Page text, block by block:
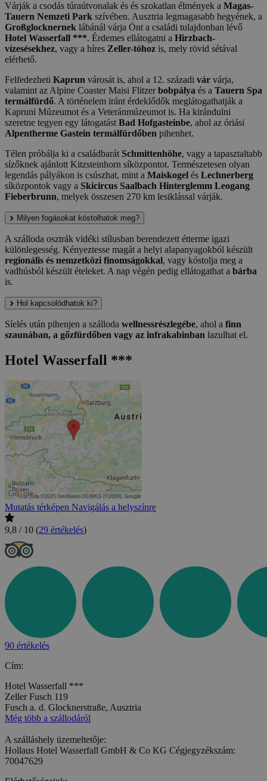
Várják a csodás túraútvonalak és és szokatlan élmények a Magas-
Tauern Nemzeti Park szívében. Ausztria legmagasabb hegyének, a
Großglocknernek lábánál várja Önt a családi tulajdonban lévő
Hotel Wasserfall ***. Érdemes ellátogatni a Hirzbach-
vízesésekhez, vagy a híres Zeller-tóhoz is, mely rövid sétával
elérhető.
Felfedezheti Kaprun városát is, ahol a 12. századi vár várja,
valamint az Alpine Coaster Maisi Flitzerbobpálya és a Tauern Spa
termálfürdő. A történelem iránt érdeklődők meglátogathatják a
Kapruni Múzeumot és a Veteránmúzeumot is. Ha kirándulni
szeretne tegyen egy látogatástBad Hofgasteinbe, ahol az óriási
Alpentherme Gastein termálfürdőben pihenhet.
Télen próbálja ki a családbarát Schmittenhöhe, vagy a tapasztaltabb
sízőknek ajánlott Kitzsteinhorn síközpontot. Természetesen olyan
legendás pályákon is csúszhat, mint a Maiskogel és Lechnerberg
síközpontok vagy a Skicircus Saalbach Hinterglemm Leogang
Fieberbrunn, melyek összesen 270 km lesiklással várják.
Milyen fogásokat kóstolhatok meg?
A szálloda osztrák vidéki stílusban berendezett étterme igazi
különlegesség. Kényeztesse magát a helyi alapanyagokból készült
regionális és nemzetközi finomságokkal, vagy kóstolja meg a
vadhúsból készült ételeket. A nap végén pedig ellátogathat a bárba
is.
Hol kapcsolódhatok ki?
Síelés után pihenjen a szálloda wellnessrészlegébe, ahol a finn
szaunában, a gőzfürdőben vagy az infrakabinban lazulhat el.
Hotel Wasserfall ***
Mutatás térképen Navigálás a helyszínre
9,8 / 10 (29 értékelés)
90 értékelés
Cím:
Hotel Wasserfall ***
Zeller Fusch 119
Fusch a. d. Glocknerstraße, Ausztria
Még több a szállodáról
A szálláshely üzemeltetője:
Hollaus Hotel Wasserfall GmbH & Co KG Cégjegyzékszám:
70047629